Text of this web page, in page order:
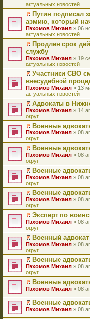
о
м
у
с
о
о
б
щ
е
н
и
ю
т
а
н
н
о
м
у
с
о
о
б
щ
е
н
и
ю
о
ч
и
т
а
н
н
о
м
у
с
о
о
б
щ
е
н
и
ю
у
н
е
п
р
о
ч
и
т
а
н
н
о
м
у
с
о
о
б
щ
е
н
и
ю
е
р
в
о
м
у
н
е
п
р
о
ч
и
т
а
н
н
о
м
у
с
о
о
б
щ
е
н
и
ю
й
т
и
к
п
е
р
в
о
м
у
н
е
п
р
о
ч
и
т
а
н
н
о
м
у
с
о
о
б
щ
е
н
и
ю
актуальных новостей
П
е
р
е
й
т
и
к
п
е
р
в
о
м
у
н
е
п
р
о
ч
и
т
а
н
н
о
м
у
с
о
о
б
щ
е
н
и
ю
Путин подписал
армию, который
Пахомов Михаил » 06
актуальных новостей
П
е
р
е
й
т
и
к
п
е
р
в
о
м
у
н
е
п
р
о
ч
и
т
а
н
н
о
м
у
с
о
о
б
щ
е
н
и
ю
Продлен срок
службу
Пахомов Михаил » 19
актуальных новостей
П
е
р
е
й
т
и
к
п
е
р
в
о
м
у
н
е
п
р
о
ч
и
т
а
н
н
о
м
у
с
о
о
б
щ
е
н
ю
Участники СВО
внесудебной
Пахомов Михаил » 13
актуальных новостей
П
е
р
е
й
т
и
к
п
е
р
в
о
м
у
н
е
п
р
о
ч
и
т
а
н
н
о
м
у
с
о
б
щ
е
н
Адвокаты в
Пахомов Михаил » 14
округ
П
е
р
е
й
т
и
к
п
е
р
в
о
м
у
н
е
п
р
о
ч
и
т
а
н
н
о
м
у
с
о
Военные
Пахомов Михаил » 08
округ
П
е
р
е
й
т
и
к
п
е
р
в
о
м
у
н
е
п
р
о
ч
и
т
а
н
н
о
Военные
Пахомов Михаил » 08
округ
П
е
р
е
й
т
и
к
п
е
р
в
о
м
у
н
е
п
р
о
и
т
а
Военные
Пахомов Михаил » 08
округ
П
е
р
е
й
т
и
к
п
е
р
в
о
м
у
н
п
р
о
ч
Военные
Пахомов Михаил » 08
округ
П
е
р
е
й
т
и
к
п
е
р
в
о
м
у
н
Эксперт по
Пахомов Михаил » 08
округ
П
е
р
е
й
т
и
к
п
е
р
в
Военный
Пахомов Михаил » 08
округ
П
е
р
е
й
и
к
п
Военные
Пахомов Михаил » 08
округ
П
р
е
й
т
Военные
Пахомов Михаил » 08
П
Военные
Пахомов Михаил » 08